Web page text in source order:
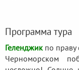
Программа тура
Геленджик по праву
Черноморском